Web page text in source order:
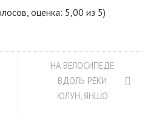
оценка: 5,00 из 5)
НА ВЕЛОСИПЕДЕ
ВДОЛЬ РЕКИ
ЮЛУН, ЯНШО